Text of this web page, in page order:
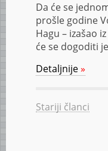
Da će se
prošle godine
Hagu – izašao
će se dogoditi
Detaljnije»
Stariji članci